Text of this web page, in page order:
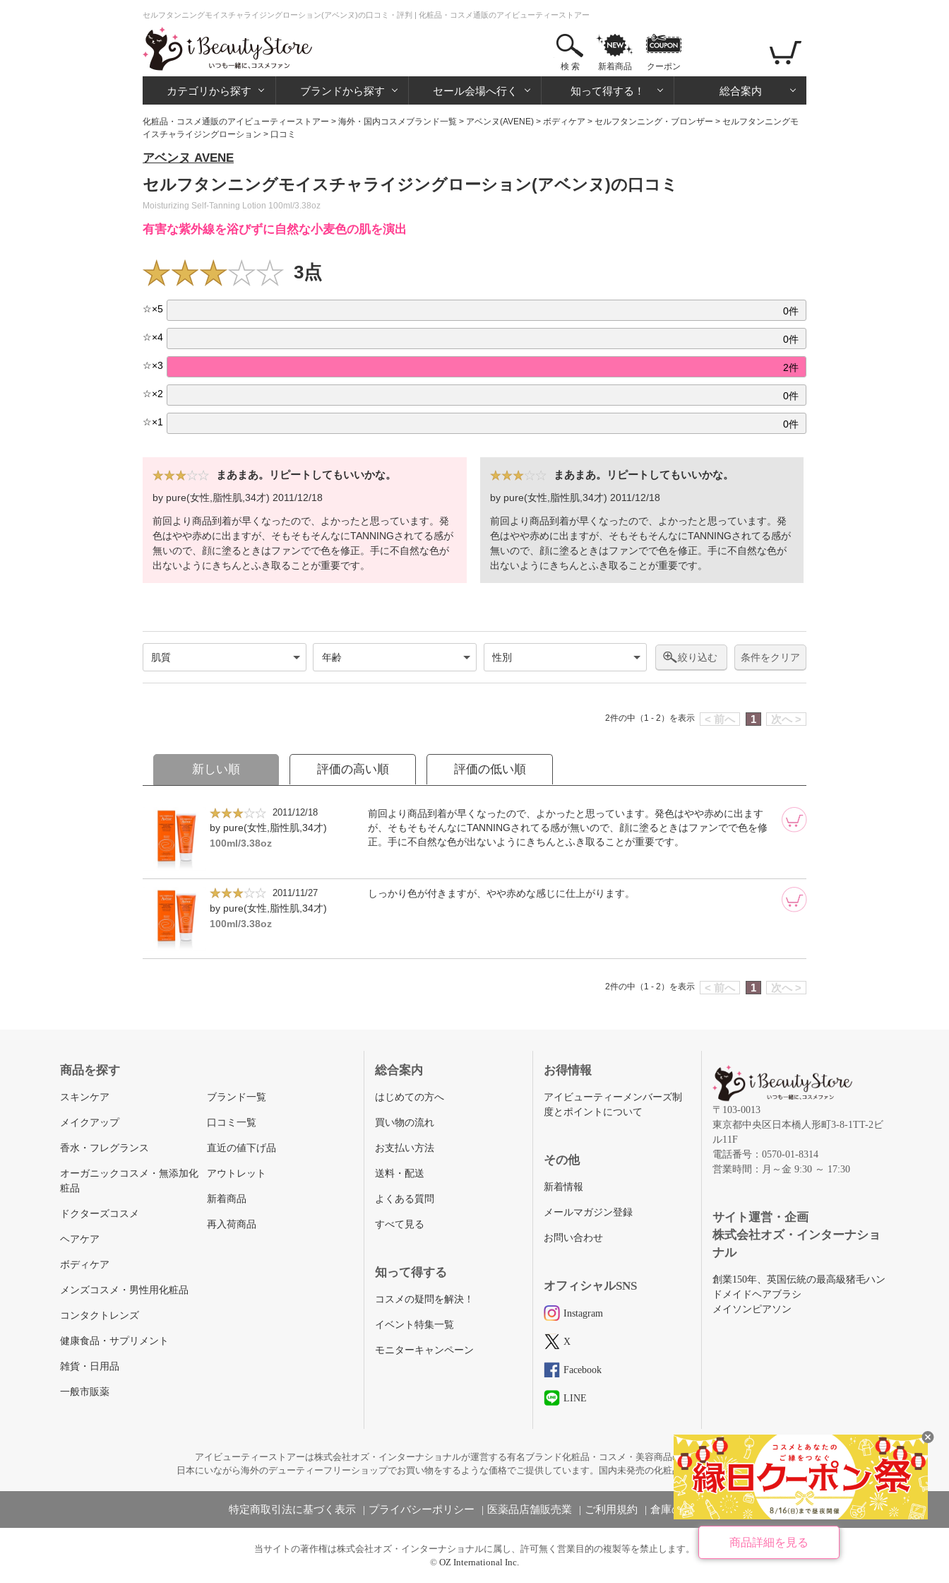
セルフタンニングモイスチャライジングローション(アベンヌ)の口コミ・評判 | 化粧品・コスメ通販のアイビューティーストアー
検 索 新着商品 クーポン
カテゴリから探す ブランドから探す セール会場へ行く 知って得する！ 総合案内
化粧品・コスメ通販のアイビューティーストアー > 海外・国内コスメブランド一覧 > アベンヌ(AVENE) > ボディケア > セルフタンニング・ブロンザー > セルフタンニングモ
イスチャライジングローション > 口コミ
アベンヌ AVENE
セルフタンニングモイスチャライジングローション(アベンヌ)の口コミ
Moisturizing Self-Tanning Lotion 100ml/3.38oz
有害な紫外線を浴びずに自然な小麦色の肌を演出
3点
☆×5 0件
☆×4 0件
☆×3 2件
☆×2 0件
☆×1 0件
まあまあ。リピートしてもいいかな。
by pure(女性,脂性肌,34才) 2011/12/18
前回より商品到着が早くなったので、よかったと思っています。発
色はやや赤めに出ますが、そもそもそんなにTANNINGされてる感が
無いので、顔に塗るときはファンでで色を修正。手に不自然な色が
出ないようにきちんとふき取ることが重要です。
まあまあ。リピートしてもいいかな。
by pure(女性,脂性肌,34才) 2011/12/18
前回より商品到着が早くなったので、よかったと思っています。発
色はやや赤めに出ますが、そもそもそんなにTANNINGされてる感が
無いので、顔に塗るときはファンでで色を修正。手に不自然な色が
出ないようにきちんとふき取ることが重要です。
絞り込む 条件をクリア
< 前へ 1 次へ >
2件の中（1 - 2）を表示
新しい順 評価の高い順 評価の低い順
2011/12/18
by pure(女性,脂性肌,34才)
100ml/3.38oz
前回より商品到着が早くなったので、よかったと思っています。発色はやや赤めに出ます
が、そもそもそんなにTANNINGされてる感が無いので、顔に塗るときはファンでで色を修
正。手に不自然な色が出ないようにきちんとふき取ることが重要です。
2011/11/27
by pure(女性,脂性肌,34才)
100ml/3.38oz
しっかり色が付きますが、やや赤めな感じに仕上がります。
< 前へ 1 次へ >
2件の中（1 - 2）を表示
商品詳細を見る
商品を探す
スキンケア
メイクアップ
香水・フレグランス
オーガニックコスメ・無添加化
粧品
ドクターズコスメ
ヘアケア
ボディケア
メンズコスメ・男性用化粧品
コンタクトレンズ
健康食品・サプリメント
雑貨・日用品
一般市販薬
ブランド一覧
口コミ一覧
直近の値下げ品
アウトレット
新着商品
再入荷商品
総合案内
はじめての方へ
買い物の流れ
お支払い方法
送料・配送
よくある質問
すべて見る
知って得する
コスメの疑問を解決！
イベント特集一覧
モニターキャンペーン
お得情報
アイビューティーメンバーズ制
度とポイントについて
その他
新着情報
メールマガジン登録
お問い合わせ
オフィシャルSNS
Instagram
X
Facebook
LINE
〒103-0013
東京都中央区日本橋人形町3-8-1TT-2ビ
ル11F
電話番号：0570-01-8314
営業時間：月～金 9:30 ～ 17:30
サイト運営・企画
株式会社オズ・インターナショ
ナル
創業150年、英国伝統の最高級猪毛ハン
ドメイドヘアブラシ
メイソンピアソン
アイビューティーストアーは株式会社オズ・インターナショナルが運営する有名ブランド化粧品・コスメ・美容商品の通販サイトです。
日本にいながら海外のデューティーフリーショップでお買い物をするような価格でご提供しています。国内未発売の化粧品も取り揃えています。
特定商取引法に基づく表示 プライバシーポリシー 医薬品店舗販売業 ご利用規約 倉庫の管理体制
当サイトの著作権は株式会社オズ・インターナショナルに属し、許可無く営業目的の複製等を禁止します。
© OZ International Inc.